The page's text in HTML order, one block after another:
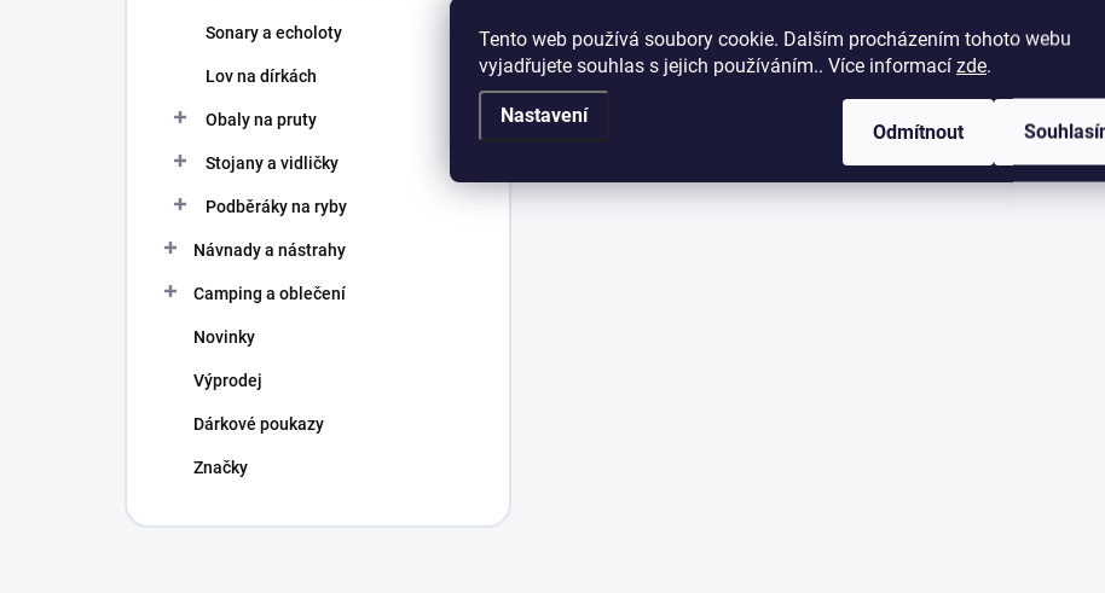
Tento web používá soubory cookie. Dalším procházením tohoto webu
vyjadřujete souhlas s jejich používáním.. Více informací zde.
Nastavení
Odmítnout
Sonary a echoloty
Lov na dírkách
Obaly na pruty
Stojany a vidličky
Podběráky na ryby
Návnady a nástrahy
Camping a oblečení
Novinky
Výprodej
Dárkové poukazy
Značky